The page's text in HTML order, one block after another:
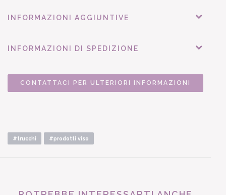
INFORMAZIONI AGGIUNTIVE
INFORMAZIONI DI SPEDIZIONE
CONTATTACI PER ULTERIORI INFORMAZIONI
#trucchi #prodotti viso